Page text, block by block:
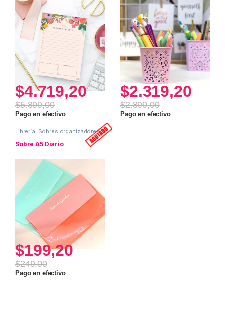
$4.719,20
$5.899,00
Pago en efectivo
$2.319,20
$2.899,00
Pago en efectivo
Librería, Sobres organizadores
Sobre A5 Diario
$199,20
$249,00
Pago en efectivo